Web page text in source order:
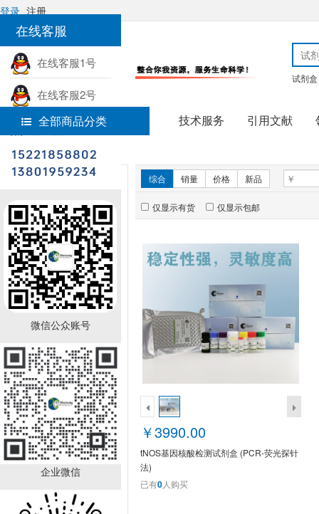
在线客服
在线客服1号
在线客服2号
热线电话
微信公众账号
企业微信
登录 注册
试剂盒
全部商品分类 技术服务 引用文献
首页
分子生物学
新品推荐
GS AntiQ qPCR SYBR
XY9A2465
￥1200.00
已有 0 人购买
综合 销量 价格 新品
仅显示有货 仅显示包邮
￥3990.00
tNOS基因核酸检测试剂盒 (PCR-荧光探针
法)
已有0人购买